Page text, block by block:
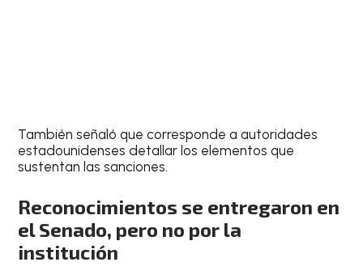
También señaló que corresponde a autoridades
estadounidenses detallar los elementos que
sustentan las sanciones.
Reconocimientos se entregaron en
el Senado, pero no por la
institución